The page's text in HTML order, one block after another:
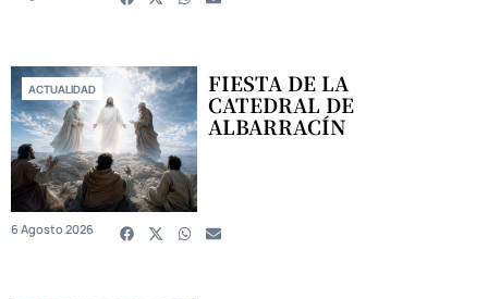
ACTUALIDAD FIESTA DE LA
CATEDRAL DE
ALBARRACÍN
6 Agosto 2026